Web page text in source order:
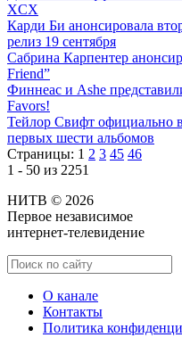
XCX
Карди Би анонсировала
релиз 19 сентября
Сабрина Карпентер
Friend”
Финнеас и Ashe
Favors!
Тейлор Свифт официально
первых шести альбомов
Страницы: 1 2 3 45 46
1 - 50 из 2251
НИТВ © 2026
Первое независимое
интернет-телевидение
О канале
Контакты
Политика